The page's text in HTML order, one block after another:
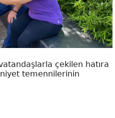
çekilen hatıra
niyet temennilerinin